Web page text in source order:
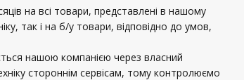
на всі товари, представлені в нашому
так і на б/у товари, відповідно до умов,
нашою компанією через власний
стороннім сервісам, тому контролюємо